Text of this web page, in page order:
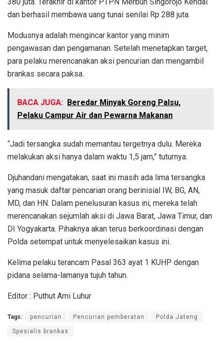
380 juta. Terakhir di kantor PTPN Merbuh Singorojo Kendal
dan berhasil membawa uang tunai senilai Rp 288 juta.
Modusnya adalah mengincar kantor yang minim
pengawasan dan pengamanan. Setelah menetapkan target,
para pelaku merencanakan aksi pencurian dan mengambil
brankas secara paksa.
BACA JUGA: Beredar Minyak Goreng Palsu,
Pelaku Campur Air dan Pewarna Makanan
“Jadi tersangka sudah memantau tergetnya dulu. Mereka
melakukan aksi hanya dalam waktu 1,5 jam,” tuturnya.
Djuhandani mengatakan, saat ini masih ada lima tersangka
yang masuk daftar pencarian orang berinisial IW, BG, AN,
MD, dan HN. Dalam penelusuran kasus ini, mereka telah
merencanakan sejumlah aksi di Jawa Barat, Jawa Timur, dan
DI Yogyakarta. Pihaknya akan terus berkoordinasi dengan
Polda setempat untuk menyelesaikan kasus ini.
Kelima pelaku terancam Pasal 363 ayat 1 KUHP dengan
pidana selama-lamanya tujuh tahun.
Editor : Puthut Ami Luhur
Tags: pencurian Pencurian pemberatan Polda Jateng
Spesialis brankas